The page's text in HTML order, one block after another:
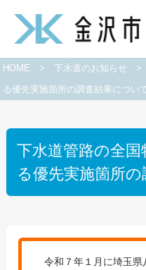
HOME >下水道のお知らせ
る優先実施箇所の調査結果につい
下水道管路の全
る優先実施箇所
令和７年１月に埼玉県